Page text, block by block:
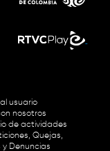
usuario
nosotros
de actividades
Quejas,
y Denuncias